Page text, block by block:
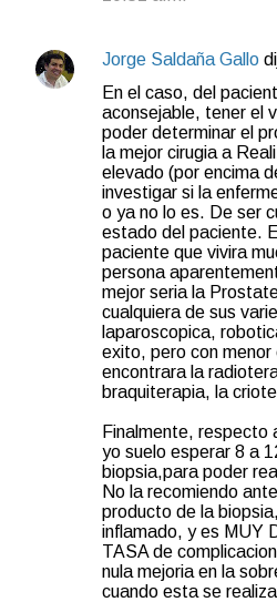
Jorge Saldaña Gallo
En el caso, del
aconsejable, tener el
poder determinar el
la mejor cirugia a
elevado (por encima
investigar si la
o ya no lo es. De ser
estado del paciente.
paciente que vivira
persona
mejor seria la
cualquiera de sus
laparoscopica,
exito, pero con menor
encontrara la
braquiterapia, la
Finalmente, respecto
yo suelo esperar 8 a
biopsia,para poder
No la recomiendo
producto de la
inflamado, y es MUY
TASA de
nula mejoria en la
cuando esta se